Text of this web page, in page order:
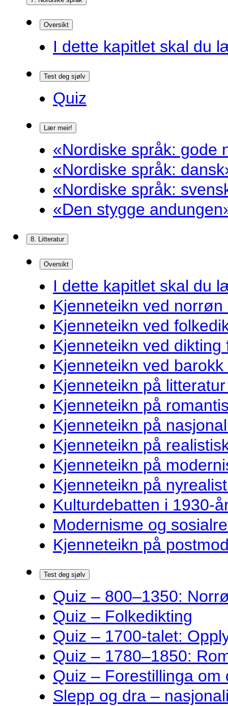
Oversikt
I dette kapitlet skal du
Test deg sjølv
Quiz
Lær meir!
«Nordiske språk: gode
«Nordiske språk:
«Nordiske språk:
«Den stygge
8. Litteratur
Oversikt
I dette kapitlet skal du
Kjenneteikn ved norrøn
Kjenneteikn ved
Kjenneteikn ved
Kjenneteikn ved
Kjenneteikn på
Kjenneteikn på
Kjenneteikn på
Kjenneteikn på
Kjenneteikn på
Kjenneteikn på
Kulturdebatten i 1930-
Modernisme og
Kjenneteikn på
Test deg sjølv
Quiz – 800–1350:
Quiz – Folkedikting
Quiz – 1700-talet:
Quiz – 1780–1850:
Quiz – Forestillinga om
Slepp og dra –